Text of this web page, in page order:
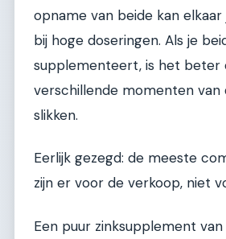
opname van beide kan
bij hoge doseringen. Als je
supplementeert, is het beter
verschillende momenten van
slikken.
Eerlijk gezegd: de meeste
zijn er voor de verkoop, niet
Een puur zinksupplement